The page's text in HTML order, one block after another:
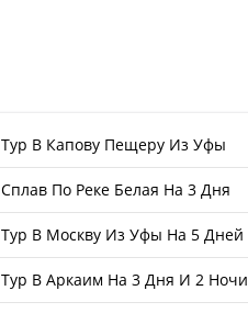
Тур В Капову Пещеру Из Уфы
Сплав По Реке Белая На 3 Дня
Тур В Москву Из Уфы На 5 Дней
Тур В Аркаим На 3 Дня И 2 Ночи